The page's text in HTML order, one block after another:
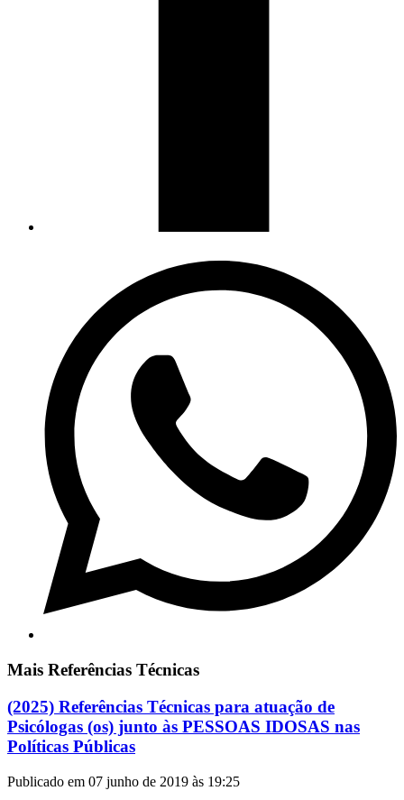
Mais Referências Técnicas
(2025) Referências Técnicas para atuação de
Psicólogas (os) junto às PESSOAS IDOSAS nas
Políticas Públicas
Publicado em 07 junho de 2019 às 19:25